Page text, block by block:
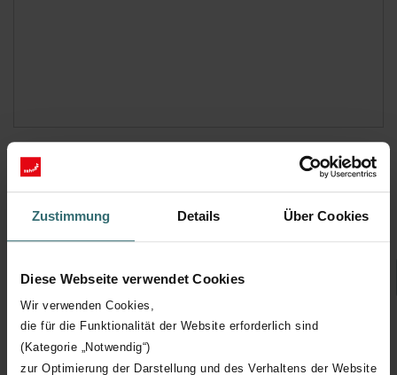
Zustimmung Details Über Cookies
Diese Webseite verwendet Cookies
Wir verwenden Cookies,
die für die Funktionalität der Website erforderlich sind
(Kategorie „Notwendig“)
zur Optimierung der Darstellung und des Verhaltens der Website
Traffic White (9016* / RAL 9016)
Wybierz
* Tak oznaczone kolory wykonane są w połysku, pozostałe w macie.
Pomimo wyjątkowej staranności w procesie malowania naszych grzejników,